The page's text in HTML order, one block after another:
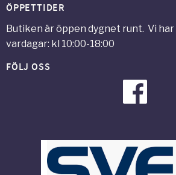
ÖPPETTIDER
Butiken är öppen dygnet runt. Vi
vardagar: kl 10:00-18:00
FÖLJ OSS